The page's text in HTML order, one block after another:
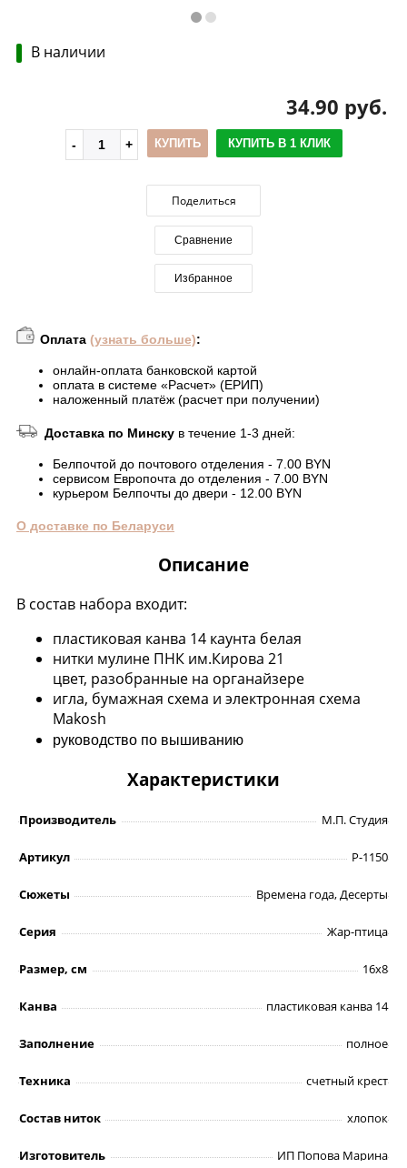
В наличии
34.90 руб.
КУПИТЬ КУПИТЬ В 1 КЛИК
Поделиться
Сравнение
Избранное
Оплата (узнать больше):
онлайн-оплата банковской картой
оплата в системе «Расчет» (ЕРИП)
наложенный платёж (расчет при получении)
Доставка по Минску в течение 1-3 дней:
Белпочтой до почтового отделения - 7.00 BYN
сервисом Европочта до отделения - 7.00 BYN
курьером Белпочты до двери - 12.00 BYN
О доставке по Беларуси
Описание
В состав набора входит:
пластиковая канва 14 каунта белая
нитки мулине ПНК им.Кирова 21
цвет, разобранные на органайзере
игла, бумажная схема и электронная схема
Makosh
руководство по вышиванию
Характеристики
Производитель М.П. Студия
Артикул Р-1150
Сюжеты Времена года, Десерты
Серия Жар-птица
Размер, см 16х8
Канва пластиковая канва 14
Заполнение полное
Техника счетный крест
Состав ниток хлопок
Изготовитель
ИП Попова Марина